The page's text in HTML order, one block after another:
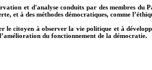
et d'analyse conduits par des membres du
et à des méthodes démocratiques, comme
le citoyen à observer la vie politique et à
du fonctionnement de la démocratie.